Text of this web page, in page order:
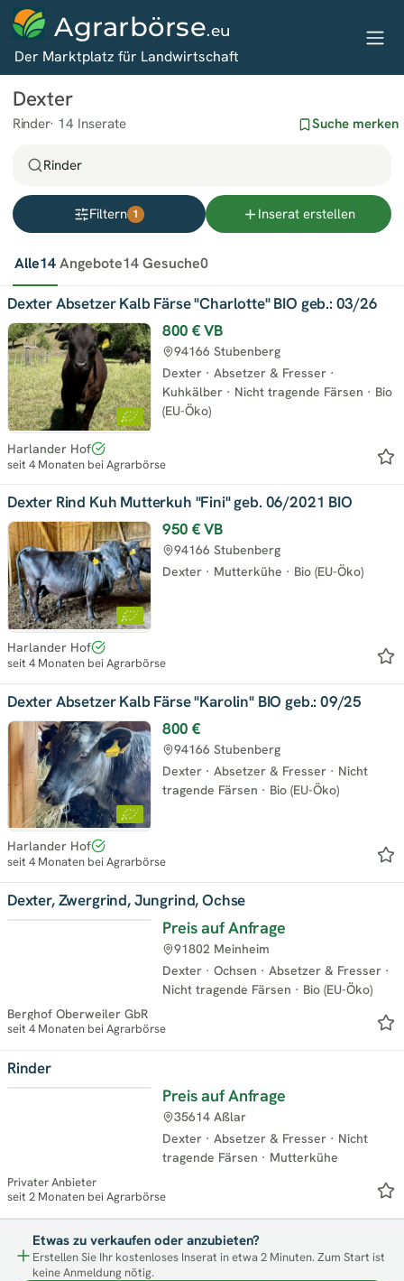
Agrarbörse.eu
Der Marktplatz für Landwirtschaft
Dexter
Rinder 14 Inserate Suche merken
Rinder
Filtern 1 Inserat erstellen
Alle14Angebote14Gesuche0
Dexter Absetzer Kalb Färse "Charlotte" BIO geb.: 03/26
800 €VB
Dexter · Absetzer & Fresser ·
Kuhkälber · Nicht tragende Färsen · Bio
(EU-Öko)
94166 Stubenberg
Harlander Hof
seit 4 Monaten bei Agrarbörse
Dexter Rind Kuh Mutterkuh "Fini" geb. 06/2021 BIO
950 €VB
Dexter · Mutterkühe · Bio (EU-Öko)
94166 Stubenberg
Harlander Hof
seit 4 Monaten bei Agrarbörse
Dexter Absetzer Kalb Färse "Karolin" BIO geb.: 09/25
800 €
Dexter · Absetzer & Fresser · Nicht
tragende Färsen · Bio (EU-Öko)
94166 Stubenberg
Harlander Hof
seit 4 Monaten bei Agrarbörse
Dexter, Zwergrind, Jungrind, Ochse
Preis auf Anfrage
Dexter · Ochsen · Absetzer & Fresser ·
Nicht tragende Färsen · Bio (EU-Öko)
91802 Meinheim
Berghof Oberweiler GbR
seit 4 Monaten bei Agrarbörse
Rinder
Preis auf Anfrage
Dexter · Absetzer & Fresser · Nicht
tragende Färsen · Mutterkühe
35614 Aßlar
Privater Anbieter
seit 2 Monaten bei Agrarbörse
Etwas zu verkaufen oder anzubieten?
Erstellen Sie Ihr kostenloses Inserat in etwa 2 Minuten. Zum Start ist
keine Anmeldung nötig.